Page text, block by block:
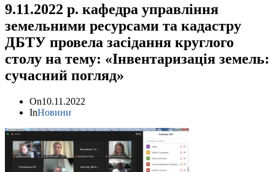
9.11.2022 р. кафедра управління
земельними ресурсами та кадастру
ДБТУ провела засідання круглого
столу на тему: «Інвентаризація земель:
сучасний погляд»
On10.11.2022
InНовини